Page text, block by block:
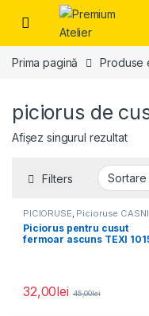
Skip to navigation
Skip to content
Prima pagină Produse
piciorus de
Afișez singurul rezultat
Filters
PICIORUSE, Picioruse
Piciorus pentru cusut
fermoar ascuns TEXI
32,00lei 45,00lei